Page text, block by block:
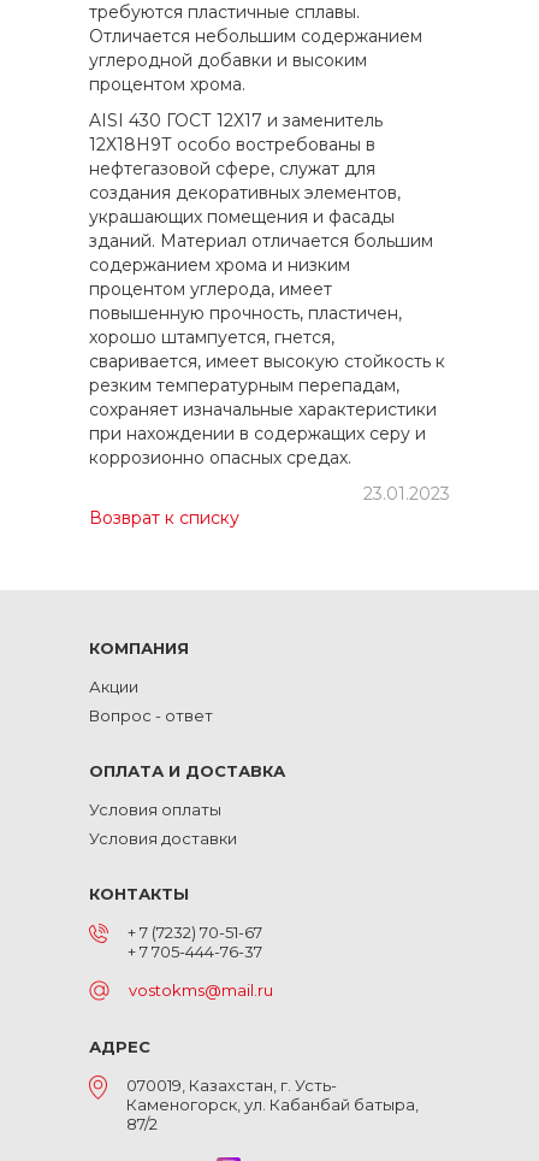
требуются пластичные сплавы.
Отличается небольшим содержанием
углеродной добавки и высоким
процентом хрома.
AISI 430 ГОСТ 12Х17 и заменитель
12Х18Н9Т особо востребованы в
нефтегазовой сфере, служат для
создания декоративных элементов,
украшающих помещения и фасады
зданий. Материал отличается большим
содержанием хрома и низким
процентом углерода, имеет
повышенную прочность, пластичен,
хорошо штампуется, гнется,
сваривается, имеет высокую стойкость к
резким температурным перепадам,
сохраняет изначальные характеристики
при нахождении в содержащих серу и
коррозионно опасных средах.
23.01.2023
Возврат к списку
КОМПАНИЯ
Акции
Вопрос - ответ
ОПЛАТА И ДОСТАВКА
Условия оплаты
Условия доставки
КОНТАКТЫ
+ 7 (7232) 70-51-67
+ 7 705-444-76-37
vostokms@mail.ru
АДРЕС
070019, Казахстан, г. Усть-
Каменогорск, ул. Кабанбай батыра,
87/2